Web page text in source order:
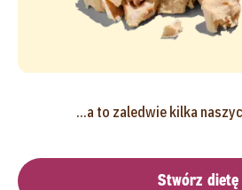
...a to zaledwie kilka
Stwórz dietę